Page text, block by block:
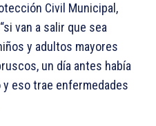
Civil Municipal,
van a salir que sea
y adultos mayores
un día antes había
eso trae enfermedades